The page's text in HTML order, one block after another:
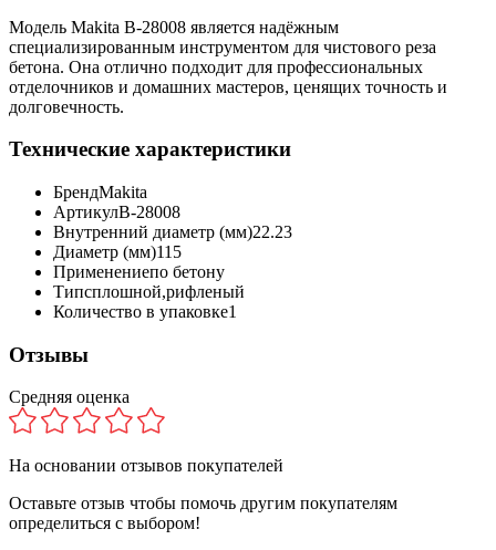
Модель Makita B-28008 является надёжным
специализированным инструментом для чистового реза
бетона. Она отлично подходит для профессиональных
отделочников и домашних мастеров, ценящих точность и
долговечность.
Технические характеристики
БрендMakita
АртикулB-28008
Внутренний диаметр (мм)22.23
Диаметр (мм)115
Применениепо бетону
Типсплошной,рифленый
Количество в упаковке1
Отзывы
Средняя оценка
На основании отзывов покупателей
Оставьте отзыв чтобы помочь другим покупателям
определиться с выбором!